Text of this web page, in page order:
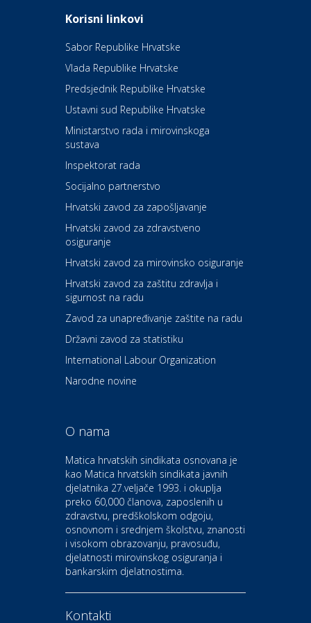
Daruvarske toplice – ljekovita
Kultura i edukacija
Kazalište Kerempuh
Kultura i edukacija
Kazalište ZKM
Auto-moto i tehnika
Zdravlje i osiguranje
Povoljnosti
Dental Sudar
Dom i dizajn
Euro-vrt – kosilice, motorne
Odmor
Bistrica
Auto-moto i tehnika
CIAK Auto d.o.o.
Kultura i edukacija
Kazalište Gavella
Moda i ljepota
Korisni linkovi
Sabor Republike Hrvatske
Vlada Republike Hrvatske
Predsjednik Republike Hrvatske
Ustavni sud Republike Hrvatske
Ministarstvo rada i mirovinskoga
sustava
Inspektorat rada
Socijalno partnerstvo
Hrvatski zavod za zapošljavanje
Hrvatski zavod za zdravstveno
osiguranje
Hrvatski zavod za mirovinsko osiguranje
Hrvatski zavod za zaštitu zdravlja i
sigurnost na radu
Zavod za unapređivanje zaštite na radu
Državni zavod za statistiku
International Labour Organization
Narodne novine
O nama
Matica hrvatskih sindikata osnovana je
kao Matica hrvatskih sindikata javnih
djelatnika 27.veljače 1993. i okuplja
preko 60,000 članova, zaposlenih u
zdravstvu, predškolskom odgoju,
osnovnom i srednjem školstvu, znanosti
i visokom obrazovanju, pravosuđu,
djelatnosti mirovinskog osiguranja i
bankarskim djelatnostima.
Kontakti